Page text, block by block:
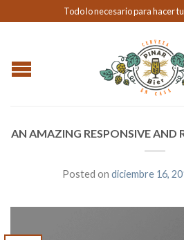
Todo lo necesario para hacer
AN AMAZING RESPONSIVE AND
Posted on diciembre 16,